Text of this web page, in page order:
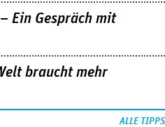
Ein Gespräch mit
braucht mehr
ALLE TIPPS